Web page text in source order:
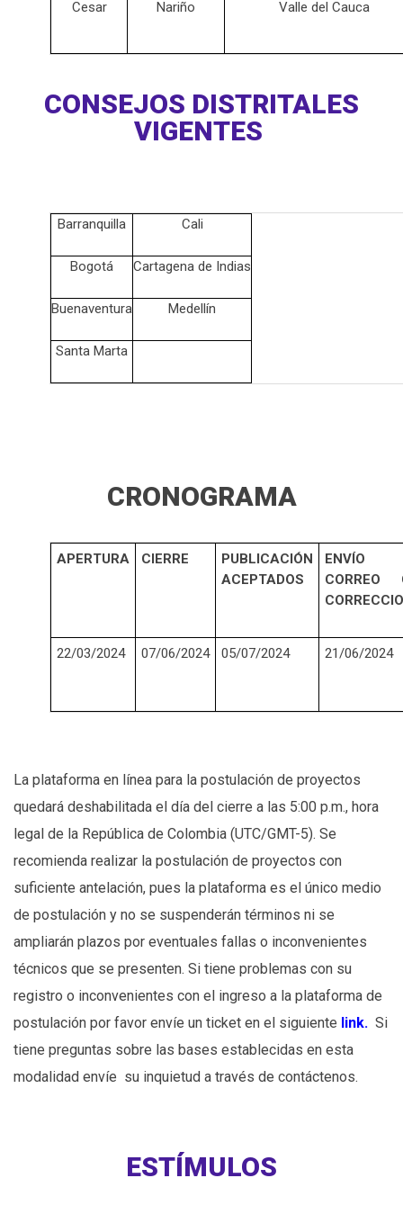
Cesar Nariño Valle del Cauca
CONSEJOS DISTRITALES
VIGENTES
Barranquilla Cali
Bogotá Cartagena de Indias
Buenaventura Medellín
Santa Marta
CRONOGRAMA
APERTURA CIERRE
PUBLICACIÓN
ACEPTADOS
ENVÍO
CORREO
22/03/2024 07/06/2024 05/07/2024 21/06/2024
La plataforma en línea para la postulación de proyectos
quedará deshabilitada el día del cierre a las 5:00 p.m., hora
legal de la República de Colombia (UTC/GMT-5). Se
recomienda realizar la postulación de proyectos con
suficiente antelación, pues la plataforma es el único medio
de postulación y no se suspenderán términos ni se
ampliarán plazos por eventuales fallas o inconvenientes
técnicos que se presenten. Si tiene problemas con su
registro o inconvenientes con el ingreso a la plataforma de
postulación por favor envíe un ticket en el siguiente link. Si
tiene preguntas sobre las bases establecidas en esta
modalidad envíe su inquietud a través de contáctenos.
ESTÍMULOS